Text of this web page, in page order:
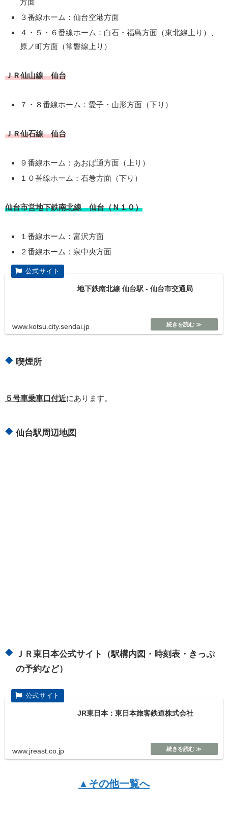
３番線ホーム：仙台空港方面
４・５・６番線ホーム：白石・福島方面（東北線上り）、
原ノ町方面（常磐線上り）
ＪＲ仙山線 仙台
７・８番線ホーム：愛子・山形方面（下り）
ＪＲ仙石線 仙台
９番線ホーム：あおば通方面（上り）
１０番線ホーム：石巻方面（下り）
仙台市営地下鉄南北線 仙台（Ｎ１０）
１番線ホーム：富沢方面
２番線ホーム：泉中央方面
地下鉄南北線 仙台駅 - 仙台市交通局
www.kotsu.city.sendai.jp
喫煙所
５号車乗車口付近にあります。
仙台駅周辺地図
ＪＲ東日本公式サイト（駅構内図・時刻表・きっぷ
の予約など）
JR東日本：東日本旅客鉄道株式会社
www.jreast.co.jp
▲その他一覧へ